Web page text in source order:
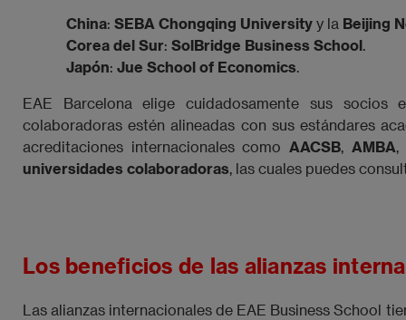
China: SEBA Chongqing University y la Beijing
Corea del Sur: SolBridge Business School.
Japón: Jue School of Economics.
EAE Barcelona elige cuidadosamente sus socios
colaboradoras estén alineadas con sus estándares
acreditaciones internacionales comoAACSB, AMBA,
universidades colaboradoras, las cuales puedes
Los beneficios de las alianzas
Las alianzas internacionales de EAE Business School